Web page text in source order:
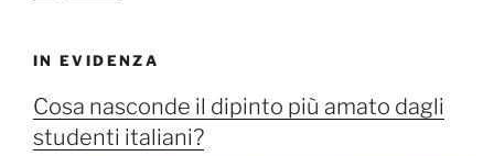
di
De
Dominicis”
IN EVIDENZA
Cosa nasconde il dipinto più amato dagli
studenti italiani?